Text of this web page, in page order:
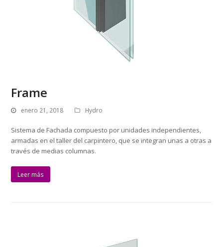
Frame
enero 21, 2018 Hydro
Sistema de Fachada compuesto por unidades independientes,
armadas en el taller del carpintero, que se integran unas a otras a
través de medias columnas.
Leer más